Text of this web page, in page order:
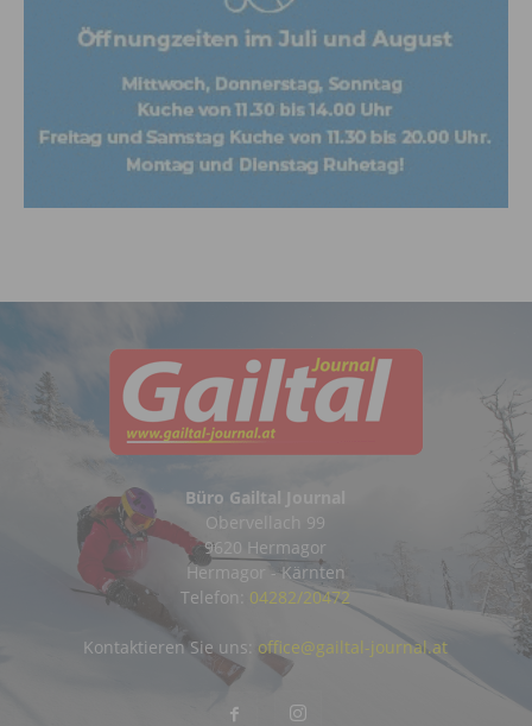
Büro Gailtal Journal
Obervellach 99
9620 Hermagor
Hermagor - Kärnten
Telefon: 04282/20472
Kontaktieren Sie uns: office@gailtal-journal.at